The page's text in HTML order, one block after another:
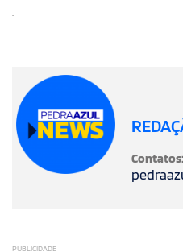
.
Contatos:
PUBLICIDADE